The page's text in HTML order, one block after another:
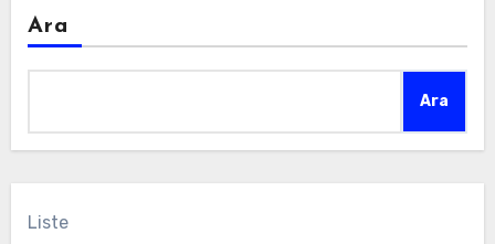
Ara
Ara
Liste